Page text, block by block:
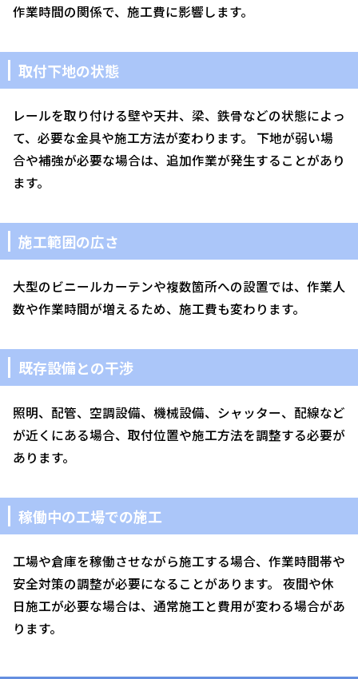
作業時間の関係で、施工費に影響します。
取付下地の状態
レールを取り付ける壁や天井、梁、鉄骨などの状態によっ
て、必要な金具や施工方法が変わります。 下地が弱い場
合や補強が必要な場合は、追加作業が発生することがあり
ます。
施工範囲の広さ
大型のビニールカーテンや複数箇所への設置では、作業人
数や作業時間が増えるため、施工費も変わります。
既存設備との干渉
照明、配管、空調設備、機械設備、シャッター、配線など
が近くにある場合、取付位置や施工方法を調整する必要が
あります。
稼働中の工場での施工
工場や倉庫を稼働させながら施工する場合、作業時間帯や
安全対策の調整が必要になることがあります。 夜間や休
日施工が必要な場合は、通常施工と費用が変わる場合があ
ります。